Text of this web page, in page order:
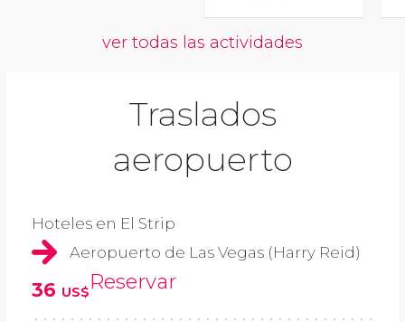
ver todas las actividades
Traslados
aeropuerto
Hoteles en El Strip
Aeropuerto de Las Vegas (Harry Reid)
36 US$Reservar